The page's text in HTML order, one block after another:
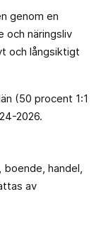
genom en
och näringsliv
och långsiktigt
(50 procent 1:1
2026.
handel,
av